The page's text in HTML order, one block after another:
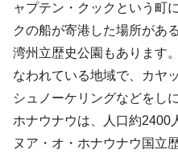
ャプテン・クックという町
クの船が寄港した場所があ
湾州立歴史公園もあります
なわれている地域で、カヤ
シュノーケリングなどをし
ホナウナウは、人口約2400
ヌア・オ・ホナウナウ国立